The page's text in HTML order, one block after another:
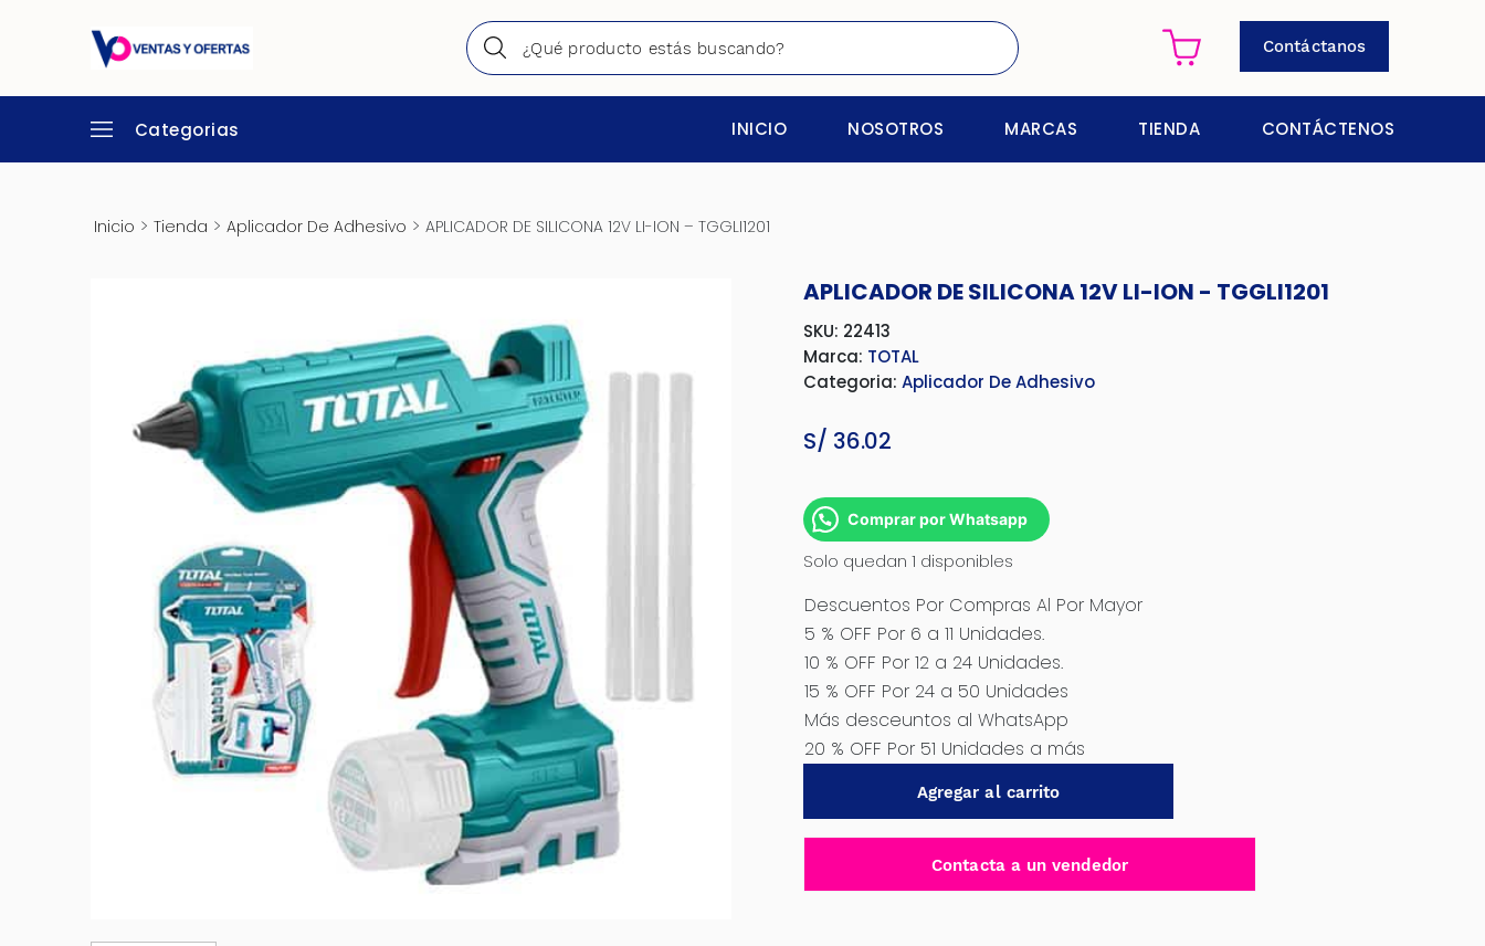
Contáctanos
Categorias INICIO NOSOTROS MARCAS TIENDA CONTÁCTENOS
Inicio > Tienda > Aplicador De Adhesivo > APLICADOR DE SILICONA 12V LI-ION – TGGLI1201
APLICADOR DE SILICONA 12V LI-ION - TGGLI1201
SKU: 22413
Marca: TOTAL
Categoria: Aplicador De Adhesivo
S/ 36.02
Comprar por Whatsapp
Solo quedan 1 disponibles
Descuentos Por Compras Al Por Mayor
5 % OFF Por 6 a 11 Unidades.
10 % OFF Por 12 a 24 Unidades.
15 % OFF Por 24 a 50 Unidades
Más desceuntos al WhatsApp
20 % OFF Por 51 Unidades a más
Agregar al carrito
Contacta a un vendedor